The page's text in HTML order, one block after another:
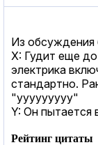
Из обсуждения
Х: Гудит еще до
электрика
стандартно.
"ууууууууу"
Y: Он пытается
Рейтинг цитаты